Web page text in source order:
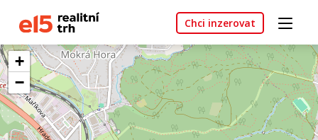
Chci inzerovat
+
−